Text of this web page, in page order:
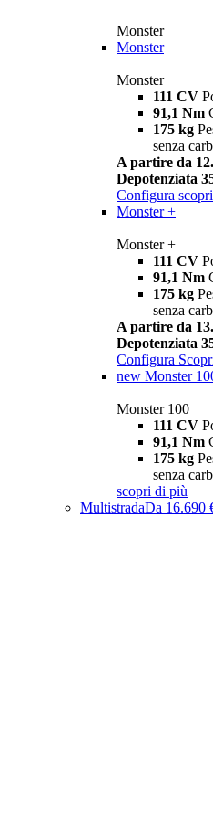
Monster
Monster
Monster
111 CV
91,1 Nm
175 kg
senza
A partire da
Depotenziata
Configura
Monster +
Monster +
111 CV
91,1 Nm
175 kg
senza
A partire da
Depotenziata
Configura
new Monster
Monster 100
111 CV
91,1 Nm
175 kg
senza
scopri di più
MultistradaDa 16.690